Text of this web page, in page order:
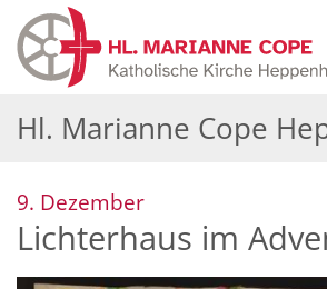
Zum Inhalt springen
Hl. Marianne Cope
9. Dezember:
Lichterhaus im